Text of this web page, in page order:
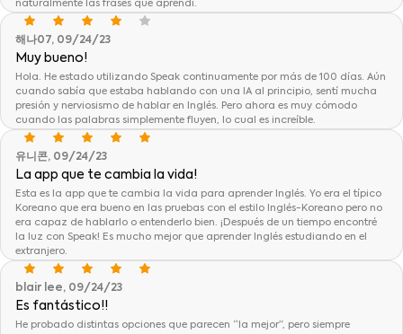
naturalmente las frases que aprendí.
해나07, 09/24/23
Muy bueno!
Hola. He estado utilizando Speak continuamente por más de 100 días. Aún
cuando sabía que estaba hablando con una IA al principio, sentí mucha
presión y nerviosismo de hablar en Inglés. Pero ahora es muy cómodo
cuando las palabras simplemente fluyen, lo cual es increíble.
유니콘, 09/24/23
La app que te cambia la vida!
Esta es la app que te cambia la vida para aprender Inglés. Yo era el típico
Koreano que era bueno en las pruebas con el estilo Inglés-Koreano pero no
era capaz de hablarlo o entenderlo bien. ¡Después de un tiempo encontré
la luz con Speak! Es mucho mejor que aprender Inglés estudiando en el
extranjero.
blair lee, 09/24/23
Es fantástico!!
He probado distintas opciones que parecen “la mejor”, pero siempre